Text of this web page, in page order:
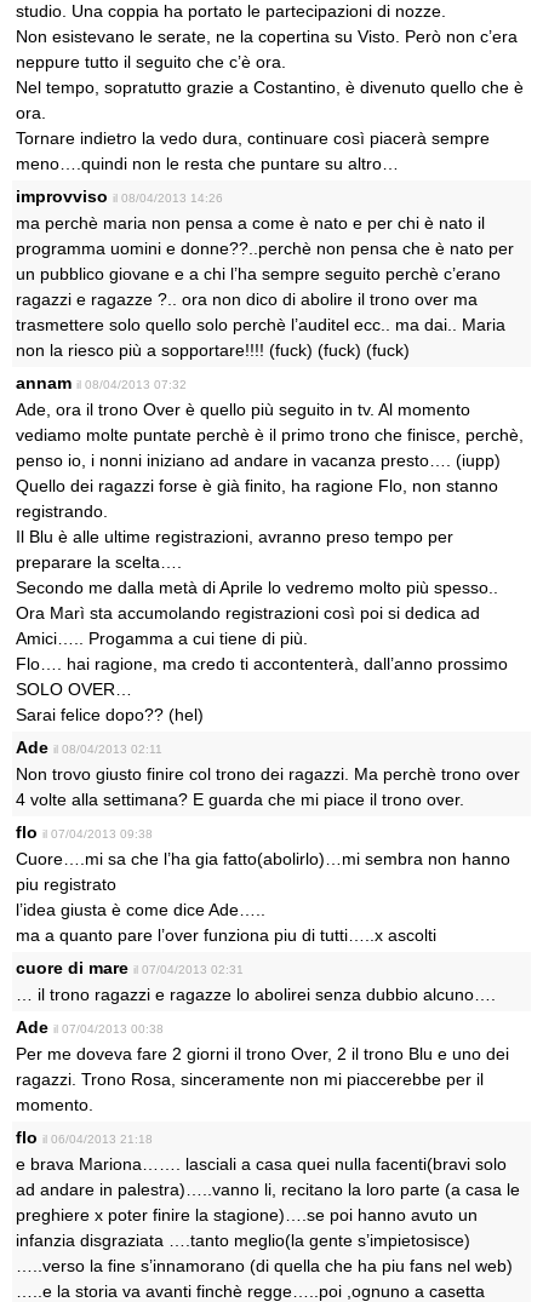
studio. Una coppia ha portato le partecipazioni di nozze.
Non esistevano le serate, ne la copertina su Visto. Però non c’era
neppure tutto il seguito che c’è ora.
Nel tempo, sopratutto grazie a Costantino, è divenuto quello che è
ora.
Tornare indietro la vedo dura, continuare così piacerà sempre
meno….quindi non le resta che puntare su altro…
improvviso il 08/04/2013 14:26
ma perchè maria non pensa a come è nato e per chi è nato il
programma uomini e donne??..perchè non pensa che è nato per
un pubblico giovane e a chi l’ha sempre seguito perchè c’erano
ragazzi e ragazze ?.. ora non dico di abolire il trono over ma
trasmettere solo quello solo perchè l’auditel ecc.. ma dai.. Maria
non la riesco più a sopportare!!!! (fuck) (fuck) (fuck)
annam il 08/04/2013 07:32
Ade, ora il trono Over è quello più seguito in tv. Al momento
vediamo molte puntate perchè è il primo trono che finisce, perchè,
penso io, i nonni iniziano ad andare in vacanza presto…. (iupp)
Quello dei ragazzi forse è già finito, ha ragione Flo, non stanno
registrando.
Il Blu è alle ultime registrazioni, avranno preso tempo per
preparare la scelta….
Secondo me dalla metà di Aprile lo vedremo molto più spesso..
Ora Marì sta accumolando registrazioni così poi si dedica ad
Amici….. Progamma a cui tiene di più.
Flo…. hai ragione, ma credo ti accontenterà, dall’anno prossimo
SOLO OVER…
Sarai felice dopo?? (hel)
Ade il 08/04/2013 02:11
Non trovo giusto finire col trono dei ragazzi. Ma perchè trono over
4 volte alla settimana? E guarda che mi piace il trono over.
flo il 07/04/2013 09:38
Cuore….mi sa che l’ha gia fatto(abolirlo)…mi sembra non hanno
piu registrato
l’idea giusta è come dice Ade…..
ma a quanto pare l’over funziona piu di tutti…..x ascolti
cuore di mare il 07/04/2013 02:31
… il trono ragazzi e ragazze lo abolirei senza dubbio alcuno….
Ade il 07/04/2013 00:38
Per me doveva fare 2 giorni il trono Over, 2 il trono Blu e uno dei
ragazzi. Trono Rosa, sinceramente non mi piaccerebbe per il
momento.
flo il 06/04/2013 21:18
e brava Mariona……. lasciali a casa quei nulla facenti(bravi solo
ad andare in palestra)…..vanno li, recitano la loro parte (a casa le
preghiere x poter finire la stagione)….se poi hanno avuto un
infanzia disgraziata ….tanto meglio(la gente s’impietosisce)
…..verso la fine s’innamorano (di quella che ha piu fans nel web)
…..e la storia va avanti finchè regge…..poi ,ognuno a casetta